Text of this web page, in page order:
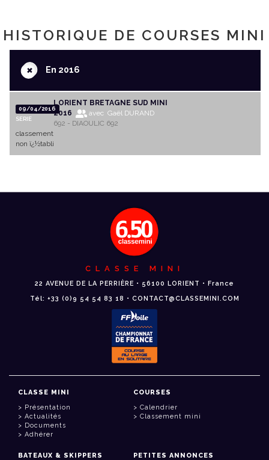
HISTORIQUE DE COURSES MINI
+En 2016
09/04/2016
SERIE
LORIENT BRETAGNE SUD MINI
2016
avec Gaël DURAND
692 - DIAOULIC 692
classement
non ï¿½tabli
CLASSE MINI
22 AVENUE DE LA PERRIÈRE • 56100 LORIENT • France
Tél: +33 (0)9 54 54 83 18 • CONTACT@CLASSEMINI.COM
CLASSE MINI
Présentation
Actualités
Documents
Adhérer
COURSES
Calendrier
Classement mini
BATEAUX & SKIPPERS PETITES ANNONCES